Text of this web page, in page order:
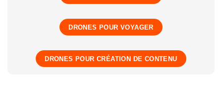
DRONES POUR VOYAGER
DRONES POUR CRÉATION DE CONTENU